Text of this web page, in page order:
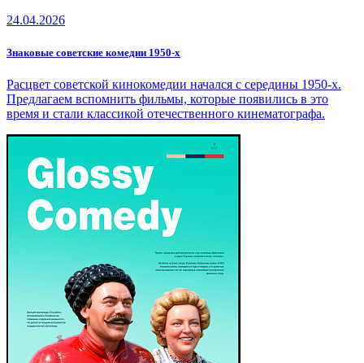
24.04.2026
Знаковые советские комедии 1950-х
Расцвет советской кинокомедии начался с середины 1950-х.
Предлагаем вспомнить фильмы, которые появились в это
время и стали классикой отечественного кинематографа.